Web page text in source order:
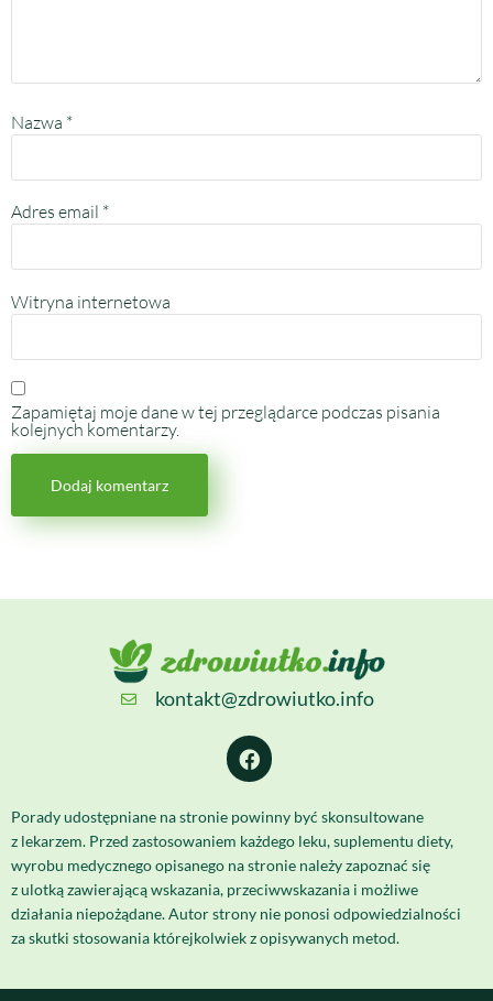
Nazwa *
Adres email *
Witryna internetowa
Zapamiętaj moje dane w tej przeglądarce podczas pisania
kolejnych komentarzy.
kontakt@zdrowiutko.info
Porady udostępniane na stronie powinny być skonsultowane
z lekarzem. Przed zastosowaniem każdego leku, suplementu diety,
wyrobu medycznego opisanego na stronie należy zapoznać się
z ulotką zawierającą wskazania, przeciwwskazania i możliwe
działania niepożądane. Autor strony nie ponosi odpowiedzialności
za skutki stosowania którejkolwiek z opisywanych metod.